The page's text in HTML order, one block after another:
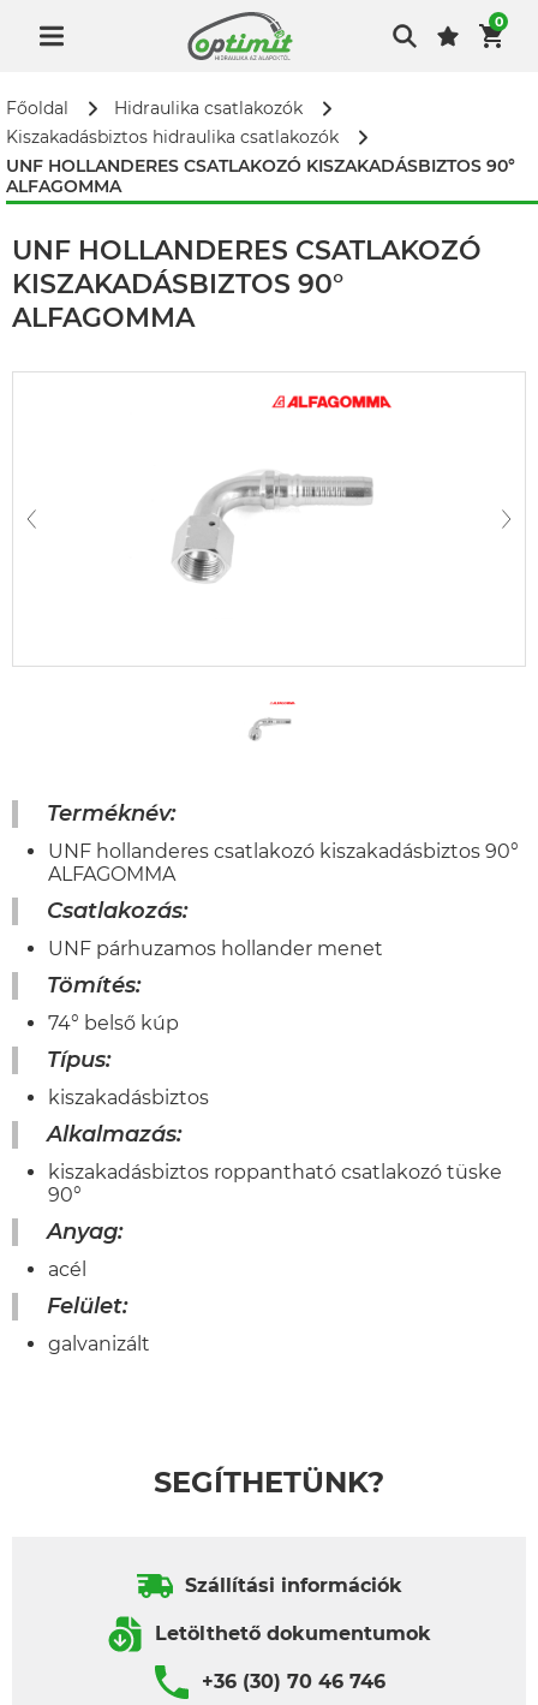
0
Főoldal
Hidraulika csatlakozók
Kiszakadásbiztos hidraulika csatlakozók
UNF HOLLANDERES CSATLAKOZÓ KISZAKADÁSBIZTOS 90°
ALFAGOMMA
UNF HOLLANDERES CSATLAKOZÓ
KISZAKADÁSBIZTOS 90°
ALFAGOMMA
Terméknév:
UNF hollanderes csatlakozó kiszakadásbiztos 90°
ALFAGOMMA
Csatlakozás:
UNF párhuzamos hollander menet
Tömítés:
74° belső kúp
Típus:
kiszakadásbiztos
Alkalmazás:
kiszakadásbiztos roppantható csatlakozó tüske
90°
Anyag:
acél
Felület:
galvanizált
SEGÍTHETÜNK?
Szállítási információk
Letölthető dokumentumok
+36 (30) 70 46 746